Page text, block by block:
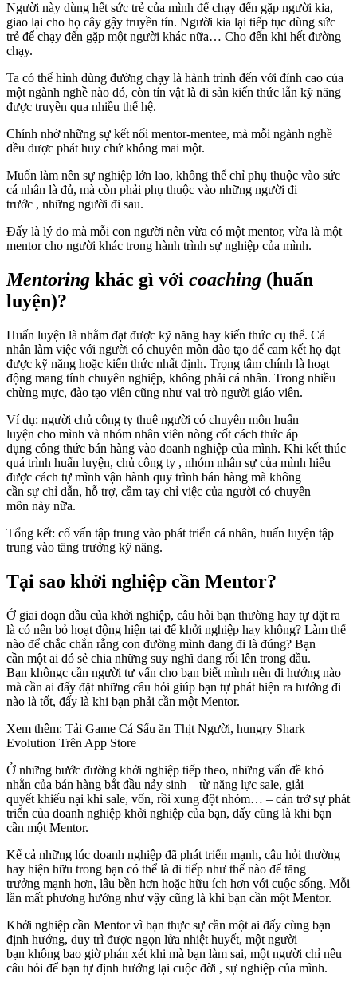
Người này dùng hết sức trẻ của mình để chạy đến gặp người kia,
giao lại cho họ cây gậy truyền tín. Người kia lại tiếp tục dùng sức
trẻ để chạy đến gặp một người khác nữa… Cho đến khi hết đường
chạy.
Ta có thể hình dùng đường chạy là hành trình đến với đỉnh cao của
một ngành nghề nào đó, còn tín vật là di sản kiến thức lẫn kỹ năng
được truyền qua nhiều thế hệ.
Chính nhờ những sự kết nối mentor-mentee, mà mỗi ngành nghề
đều được phát huy chứ không mai một.
Muốn làm nên sự nghiệp lớn lao, không thể chỉ phụ thuộc vào sức
cá nhân là đủ, mà còn phải phụ thuộc vào những người đi
trước , những người đi sau.
Đấy là lý do mà mỗi con người nên vừa có một mentor, vừa là một
mentor cho người khác trong hành trình sự nghiệp của mình.
Mentoring khác gì với coaching (huấn
luyện)?
Huấn luyện là nhằm đạt được kỹ năng hay kiến thức cụ thể. Cá
nhân làm việc với người có chuyên môn đào tạo để cam kết họ đạt
được kỹ năng hoặc kiến thức nhất định. Trọng tâm chính là hoạt
động mang tính chuyên nghiệp, không phải cá nhân. Trong nhiều
chừng mực, đào tạo viên cũng như vai trò người giáo viên.
Ví dụ: người chủ công ty thuê người có chuyên môn huấn
luyện cho mình và nhóm nhân viên nòng cốt cách thức áp
dụng công thức bán hàng vào doanh nghiệp của mình. Khi kết thúc
quá trình huấn luyện, chủ công ty , nhóm nhân sự của mình hiểu
được cách tự mình vận hành quy trình bán hàng mà không
cần sự chỉ dẫn, hỗ trợ, cầm tay chỉ việc của người có chuyên
môn này nữa.
Tổng kết: cố vấn tập trung vào phát triển cá nhân, huấn luyện tập
trung vào tăng trưởng kỹ năng.
Tại sao khởi nghiệp cần Mentor?
Ở giai đoạn đầu của khởi nghiệp, câu hỏi bạn thường hay tự đặt ra
là có nên bỏ hoạt động hiện tại để khởi nghiệp hay không? Làm thế
nào để chắc chắn rằng con đường mình đang đi là đúng? Bạn
cần một ai đó sẻ chia những suy nghĩ đang rối lên trong đầu.
Bạn khôngc cần người tư vấn cho bạn biết mình nên đi hướng nào
mà cần ai đấy đặt những câu hỏi giúp bạn tự phát hiện ra hướng đi
nào là tốt, đấy là khi bạn phải cần một Mentor.
Xem thêm: Tải Game Cá Sấu ăn Thịt Người, ‎hungry Shark
Evolution Trên App Store
Ở những bước đường khởi nghiệp tiếp theo, những vấn đề khó
nhằn của bán hàng bắt đầu nảy sinh – từ năng lực sale, giải
quyết khiếu nại khi sale, vốn, rồi xung đột nhóm… – cản trở sự phát
triển của doanh nghiệp khởi nghiệp của bạn, đấy cũng là khi bạn
cần một Mentor.
Kể cả những lúc doanh nghiệp đã phát triển mạnh, câu hỏi thường
hay hiện hữu trong bạn có thể là đi tiếp như thế nào để tăng
trưởng mạnh hơn, lâu bền hơn hoặc hữu ích hơn với cuộc sống. Mỗi
lần mất phương hướng như vậy cũng là khi bạn cần một Mentor.
Khởi nghiệp cần Mentor vì bạn thực sự cần một ai đấy cùng bạn
định hướng, duy trì được ngọn lửa nhiệt huyết, một người
bạn không bao giờ phán xét khi mà bạn làm sai, một người chỉ nêu
câu hỏi để bạn tự định hướng lại cuộc đời , sự nghiệp của mình.